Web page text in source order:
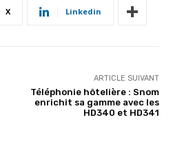
X Linkedin
ARTICLE SUIVANT
Téléphonie hôtelière : Snom
enrichit sa gamme avec les
HD340 et HD341